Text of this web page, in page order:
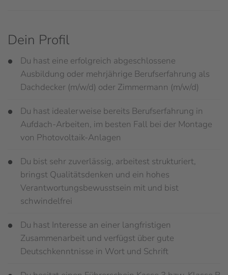
Dein Profil
Du hast eine erfolgreich abgeschlossene
Ausbildung oder mehrjährige Berufserfahrung als
Dachdecker (m/w/d) oder Zimmermann (m/w/d)
Du hast idealerweise bereits Berufserfahrung in
Aufdach-Arbeiten, im besten Fall bei der Montage
von Photovoltaik-Anlagen
Du bist sehr zuverlässig, arbeitest strukturiert,
bringst Qualitätsdenken und ein hohes
Verantwortungsbewusstsein mit und bist
schwindelfrei
Du hast Interesse an einer langfristigen
Zusammenarbeit und verfügst über gute
Deutschkenntnisse in Wort und Schrift